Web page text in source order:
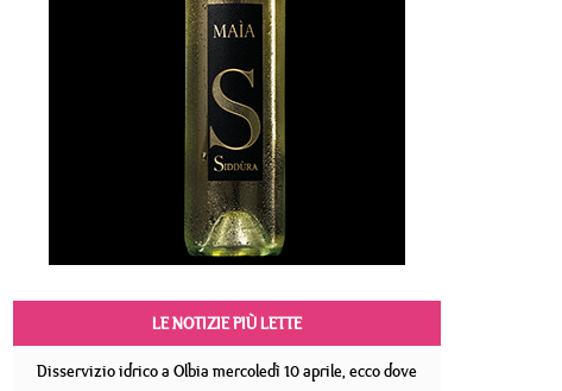
LE NOTIZIE PIÙ LETTE
Disservizio idrico a Olbia mercoledì 10 aprile, ecco dove